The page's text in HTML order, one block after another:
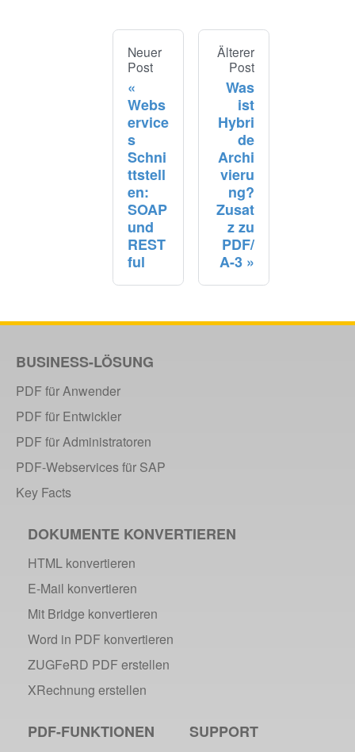
Neuer
Post
Webs
ervice
s
Schni
ttstell
en:
SOAP
und
REST
ful
Älterer
Post
Was
ist
Hybri
de
Archi
vieru
ng?
Zusat
z zu
PDF/
A-3
BUSINESS-LÖSUNG
PDF für Anwender
PDF für Entwickler
PDF für Administratoren
PDF-Webservices für SAP
Key Facts
DOKUMENTE KONVERTIEREN
HTML konvertieren
E-Mail konvertieren
Mit Bridge konvertieren
Word in PDF konvertieren
ZUGFeRD PDF erstellen
XRechnung erstellen
PDF-FUNKTIONEN SUPPORT